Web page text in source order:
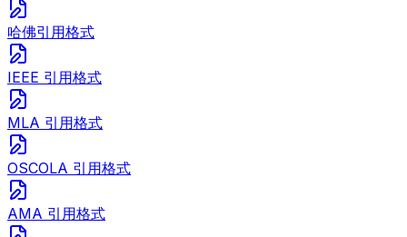
哈佛引用格式
IEEE 引用格式
MLA 引用格式
OSCOLA 引用格式
AMA 引用格式